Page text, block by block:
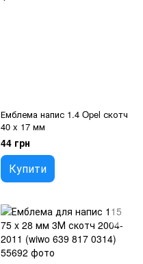
Емблема напис 1.4 Opel скотч
40 x 17 мм
44 грн
Купити